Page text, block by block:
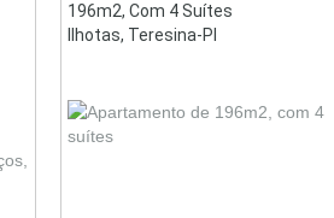
196m2, Com 4 Suítes
Ilhotas, Teresina-PI